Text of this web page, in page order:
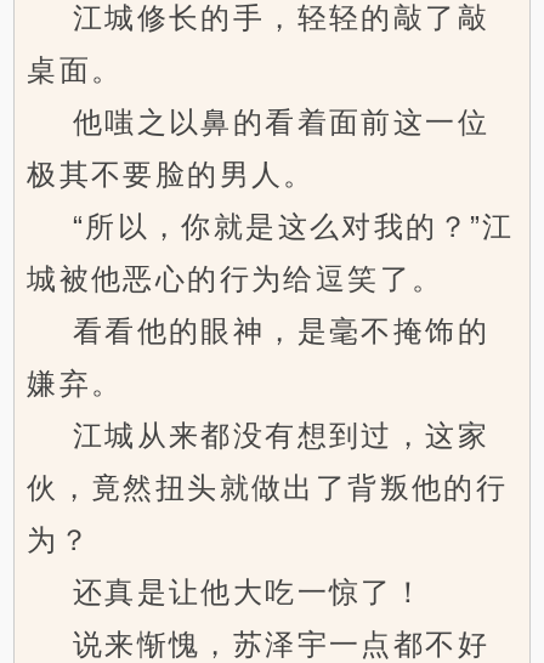
江城修长的手，轻轻的敲了敲
桌面。
他嗤之以鼻的看着面前这一位
极其不要脸的男人。
“所以，你就是这么对我的？”江
城被他恶心的行为给逗笑了。
看看他的眼神，是毫不掩饰的
嫌弃。
江城从来都没有想到过，这家
伙，竟然扭头就做出了背叛他的行
为？
还真是让他大吃一惊了！
说来惭愧，苏泽宇一点都不好